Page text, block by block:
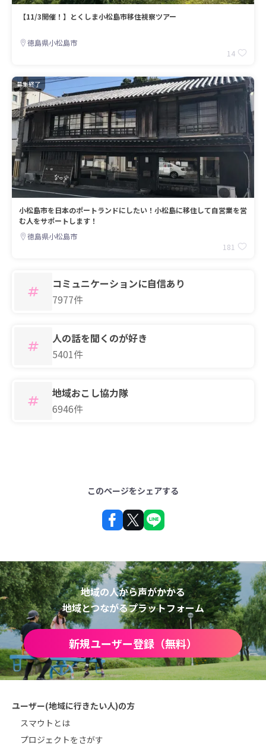
【11/3開催！】とくしま小松島市移住視察ツアー
徳島県小松島市
14
募集終了
小松島市を日本のポートランドにしたい！小松島に移住して自営業を営
む人をサポートします！
徳島県小松島市
181
コミュニケーションに自信あり
7977件
人の話を聞くのが好き
5401件
地域おこし協力隊
6946件
このページをシェアする
地域の人から声がかかる
地域とつながるプラットフォーム
新規ユーザー登録（無料）
ユーザー(地域に行きたい人)の方
スマウトとは
プロジェクトをさがす